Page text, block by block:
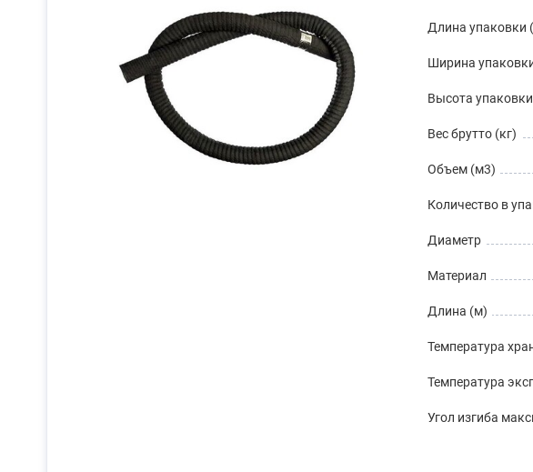
Длина упаковки
Ширина
Высота
Вес брутто (кг)
Объем (м3)
Количество в
Диаметр
Материал
Длина (м)
Температура
Температура
Угол изгиба